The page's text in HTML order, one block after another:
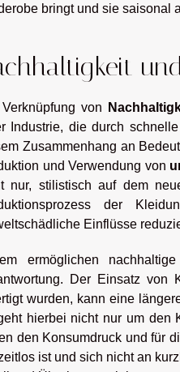
bringt und sie saisonal
von
Industrie, die durch
Zusammenhang an
und Verwendung von
nur, stilistisch auf dem
der
Einflüsse
ermöglichen
Der Einsatz von
wurden, kann eine
hierbei nicht nur um den
den Konsumdruck und für
ist und sich nicht an